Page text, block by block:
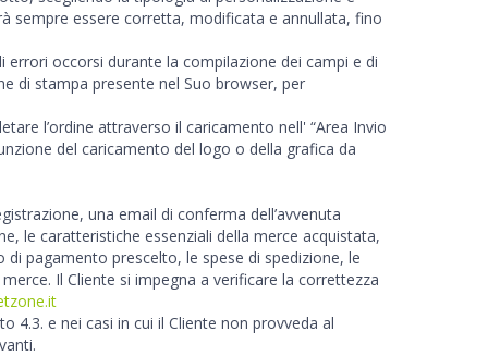
sempre essere corretta, modificata e annullata, fino
errori occorsi durante la compilazione dei campi e di
di stampa presente nel Suo browser, per
l’ordine attraverso il caricamento nell' “Area Invio
del caricamento del logo o della grafica da
una email di conferma dell’avvenuta
le caratteristiche essenziali della merce acquistata,
pagamento prescelto, le spese di spedizione, le
Il Cliente si impegna a verificare la correttezza
4.3. e nei casi in cui il Cliente non provveda al